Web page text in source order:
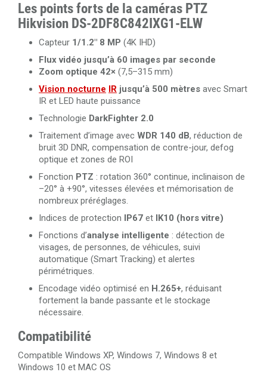
Les points forts de la caméras PTZ
Hikvision DS-2DF8C842IXG1-ELW
Capteur 1/1.2" 8 MP (4K IHD)
Flux vidéo jusqu’à 60 images par seconde
Zoom optique 42× (7,5–315 mm)
Vision nocturne IR jusqu’à 500 mètres avec Smart
IR et LED haute puissance
Technologie DarkFighter 2.0
Traitement d’image avec WDR 140 dB, réduction de
bruit 3D DNR, compensation de contre-jour, defog
optique et zones de ROI
Fonction PTZ : rotation 360° continue, inclinaison de
–20° à +90°, vitesses élevées et mémorisation de
nombreux préréglages.
Indices de protection IP67 et IK10 (hors vitre)
Fonctions d’analyse intelligente : détection de
visages, de personnes, de véhicules, suivi
automatique (Smart Tracking) et alertes
périmétriques.
Encodage vidéo optimisé en H.265+, réduisant
fortement la bande passante et le stockage
nécessaire.
Compatibilité
Compatible Windows XP, Windows 7, Windows 8 et
Windows 10 et MAC OS